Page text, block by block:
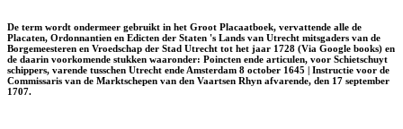
De term wordt ondermeer gebruikt in het Groot Placaatboek, vervattende alle de
Placaten, Ordonnantien en Edicten der Staten 's Lands van Utrecht mitsgaders van de
Borgemeesteren en Vroedschap der Stad Utrecht tot het jaar 1728 (Via Google books) en
de daarin voorkomende stukken waaronder: Poincten ende articulen, voor Schietschuyt
schippers, varende tusschen Utrecht ende Amsterdam 8 october 1645 | Instructie voor de
Commissaris van de Marktschepen van den Vaartsen Rhyn afvarende, den 17 september
1707.